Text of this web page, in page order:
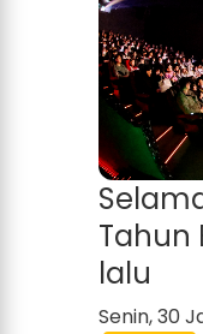
Tahun
lalu
Senin, 30